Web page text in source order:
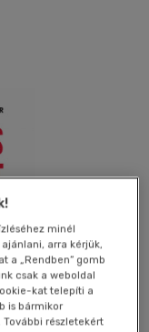
minél
arra kérjük,
a „Rendben” gomb
csak a weboldal
kat telepíti a
is bármikor
részletekért